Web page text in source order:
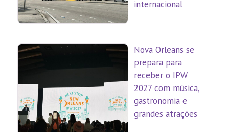
internacional
Nova Orleans se
prepara para
receber o IPW
2027 com música,
gastronomia e
grandes atrações